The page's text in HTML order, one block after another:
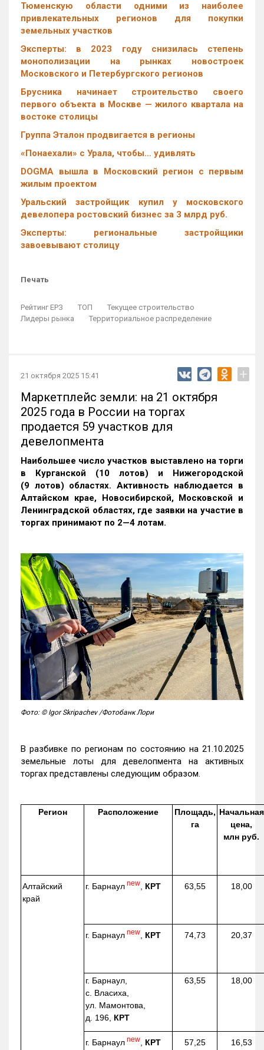
Тюменскую области одними из наиболее
привлекательных регионов для покупки
земельных участков
Эксперты: в 2023 году снизилась степень
монополизации на рынках новостроек
Московского и Петербургского регионов
Брусника начинает строительство своего
первого объекта в Москве — жилого квартала на
востоке столицы
Группа Эталон продвигается в регионы
«Понаехали» с Урала, чтобы… удивлять
DOGMA вышла в Московский регион с первым
жилым проектом
Уральский застройщик купил у московского
девелопера ростовский бизнес за 3 млрд руб.
Эксперты: региональные застройщики
завоевывают столицу
Печать
Рейтинг ЕРЗ ТОП
Текущее строительство
Лидеры рынка
Территориальное распределение
21 октября 2025 15:41 +
Маркетплейс земли: на 21 октября
2025 года в России на торгах
продается 59 участков для
девелопмента
Наибольшее число участков выставлено на торги
в Курганской (10 лотов) и Нижегородской
(9 лотов) областях. Активность наблюдается в
Алтайском крае, Новосибирской, Московской и
Ленинградской областях, где заявки на участие в
торгах принимают по 2—4 лотам.
Фото: © Igor Skripachev /Фотобанк Лори
В разбивке по регионам по состоянию на 21.10.2025
земельные лоты для девелопмента на активных
торгах представлены следующим образом.
Регион Расположение
Площадь,
га
Начальная
цена,
млн руб.
Алтайский
край
г. Барнаул new КРТ 63,55 18,00
г. Барнаул new КРТ 74,73 20,37
г. Барнаул,
с. Власиха,
ул. Мамонтова,
д. 196, КРТ
63,55 18,00
г. Барнаул new КРТ 57,25 16,53